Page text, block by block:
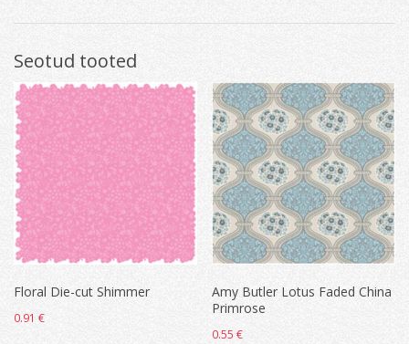
Seotud tooted
Floral Die-cut Shimmer
0.91 €
Amy Butler Lotus Faded China
Primrose
0.55€